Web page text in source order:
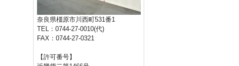
奈良県橿原市川西町531番1
TEL：0744-27-0010(代)
FAX：0744-27-0321
【許可番号】